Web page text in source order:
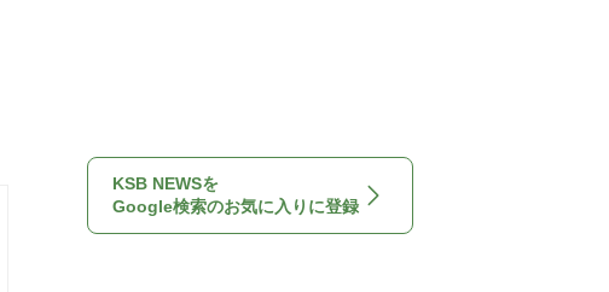
KSB NEWSを
Google検索のお気に入りに登録